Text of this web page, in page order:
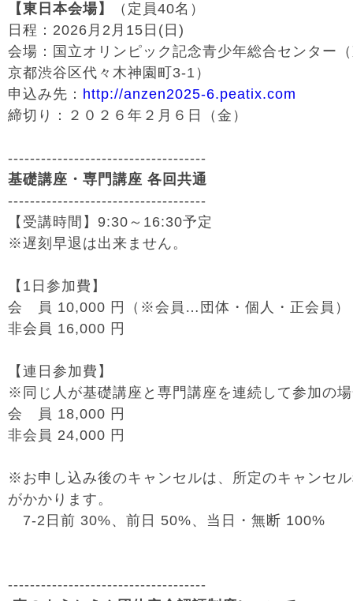
【東日本会場】
（定員40名）
日程：2026月2月15日(日)
会場：国立オリンピック記念青少年総合センター
京都渋谷区代々木神園町3-1）
申込み先： http://anzen2025-6.peatix.com
締切り：２０２６年２月６日（金）
------------------------------------
基礎講座・専門講座 各回共通
------------------------------------
【受講時間】9:30～16:30予定
※遅刻早退は出来ません。
【1日参加費】
会 員 10,000 円（※会員…団体・個人・正会員）
非会員 16,000 円
【連日参加費】
※同じ人が基礎講座と専門講座を連続して参加の
会 員 18,000 円
非会員 24,000 円
※お申し込み後のキャンセルは、所定のキャンセ
がかかります。
7-2日前 30%、前日 50%、当日・無断 100%
------------------------------------